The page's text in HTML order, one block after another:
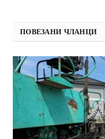
ПОВЕЗАНИ ЧЛАНЦИ